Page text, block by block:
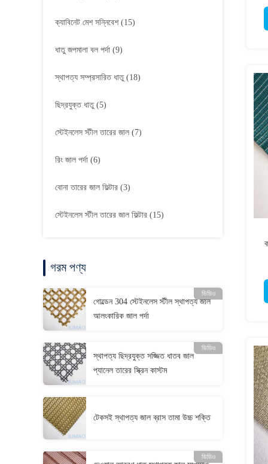
ক্যাবিনেট মেশ সন্নিবেশ(15)
ধাতু জপমালা বল পর্দা (9)
স্থাপত্য সম্প্রসারিত ধাতু(18)
ছিদ্রযুক্ত ধাতু(5)
স্টেইনলেস স্টীল তারের জাল (7)
রিং জাল পর্দা (6)
বোনা তারের জাল ফিল্টার (3)
স্টেইনলেস স্টীল তারের জাল ফিল্টার (15)
গরম পণ্য
ভিডিও
গোল্ডেন 304 স্টেইনলেস স্টীল স্থাপত্য জাল
আলংকারিক জাল পর্দা
ভিডিও
স্থাপত্য ছিদ্রযুক্ত সজ্জিত ধাতব জাল
প্যানেল তারের স্ক্রিন কাস্টম
টেকসই স্থাপত্য জাল ব্রাস তামা উচ্চ শক্তি
ভিডিও